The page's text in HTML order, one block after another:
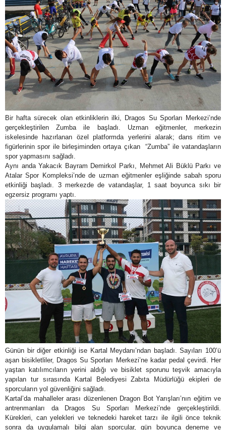
Bir hafta sürecek olan etkinliklerin ilki, Dragos Su Sporları Merkezi’nde
gerçekleştirilen Zumba ile başladı. Uzman eğitmenler, merkezin
iskelesinde hazırlanan özel platformda yerlerini alarak; dans ritim ve
figürlerinin spor ile birleşiminden ortaya çıkan “Zumba” ile vatandaşların
spor yapmasını sağladı.
Aynı anda Yakacık Bayram Demirkol Parkı, Mehmet Ali Büklü Parkı ve
Atalar Spor Kompleksi’nde de uzman eğitmenler eşliğinde sabah sporu
etkinliği başladı. 3 merkezde de vatandaşlar, 1 saat boyunca sıkı bir
egzersiz programı yaptı.
Günün bir diğer etkinliği ise Kartal Meydanı’ndan başladı. Sayıları 100’ü
aşan bisikletliler, Dragos Su Sporları Merkezi’ne kadar pedal çevirdi. Her
yaştan katılımcıların yerini aldığı ve bisiklet sporunu teşvik amacıyla
yapılan tur sırasında Kartal Belediyesi Zabıta Müdürlüğü ekipleri de
sporcuların yol güvenliğini sağladı.
Kartal’da mahalleler arası düzenlenen Dragon Bot Yarışları’nın eğitim ve
antrenmanları da Dragos Su Sporları Merkezi’nde gerçekleştirildi.
Kürekleri, can yelekleri ve teknedeki hareket tarzı ile ilgili önce teknik
sonra da uygulamalı bilgi alan sporcular, gün boyunca deneme ve